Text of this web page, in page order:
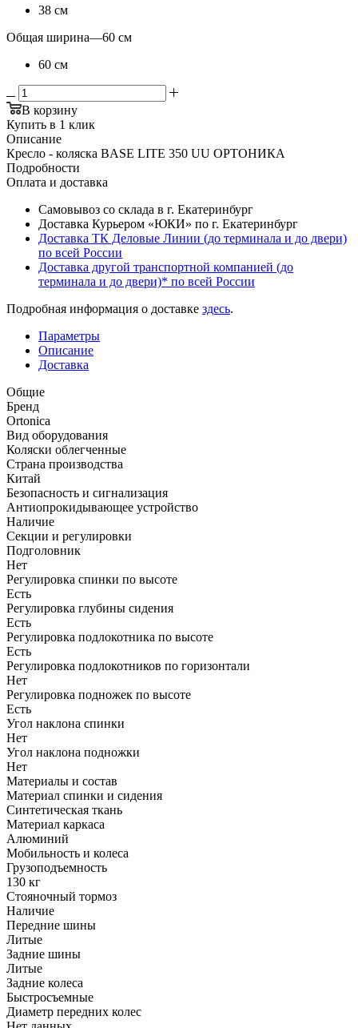
38 см
Общая ширина—60 см
60 см
В корзину
Купить в 1 клик
Описание
Кресло - коляска BASE LITE 350 UU ОРТОНИКА
Подробности
Оплата и доставка
Самовывоз со склада в г. Екатеринбург
Доставка Курьером «ЮКИ» по г. Екатеринбург
Доставка ТК Деловые Линии (до терминала и до двери)
по всей России
Доставка другой транспортной компанией (до
терминала и до двери)* по всей России
Подробная информация о доставке здесь.
Параметры
Описание
Доставка
Общие
Бренд
Ortonica
Вид оборудования
Коляски облегченные
Страна производства
Китай
Безопасность и сигнализация
Антиопрокидывающее устройство
Наличие
Секции и регулировки
Подголовник
Нет
Регулировка спинки по высоте
Есть
Регулировка глубины сидения
Есть
Регулировка подлокотника по высоте
Есть
Регулировка подлокотников по горизонтали
Нет
Регулировка подножек по высоте
Есть
Угол наклона спинки
Нет
Угол наклона подножки
Нет
Материалы и состав
Материал спинки и сидения
Синтетическая ткань
Материал каркаса
Алюминий
Мобильность и колеса
Грузоподъемность
130 кг
Стояночный тормоз
Наличие
Передние шины
Литые
Задние шины
Литые
Задние колеса
Быстросъемные
Диаметр передних колес